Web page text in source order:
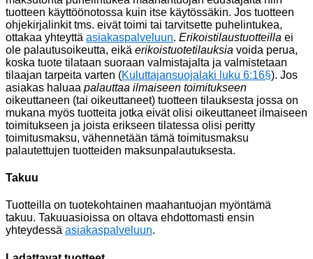
tuotteen käyttöönotossa kuin itse käytössäkin. Jos tuotteen
ohjekirjalinkit tms. eivät toimi tai tarvitsette puhelintukea,
ottakaa yhteyttä asiakaspalveluun. Erikoistilaustuotteilla ei
ole palautusoikeutta, eikä erikoistuotetilauksia voida perua,
koska tuote tilataan suoraan valmistajalta ja valmistetaan
tilaajan tarpeita varten (Kuluttajansuojalaki luku 6:16§). Jos
asiakas haluaa palauttaa ilmaiseen toimitukseen
oikeuttaneen (tai oikeuttaneet) tuotteen tilauksesta jossa on
mukana myös tuotteita jotka eivät olisi oikeuttaneet ilmaiseen
toimitukseen ja joista erikseen tilatessa olisi peritty
toimitusmaksu, vähennetään tämä toimitusmaksu
palautettujen tuotteiden maksunpalautuksesta.
Takuu
Tuotteilla on tuotekohtainen maahantuojan myöntämä
takuu. Takuuasioissa on oltava ehdottomasti ensin
yhteydessä asiakaspalveluun.